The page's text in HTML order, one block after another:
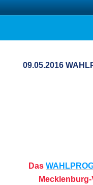
Zum
Inhalt AFD
09.05.2016
Das